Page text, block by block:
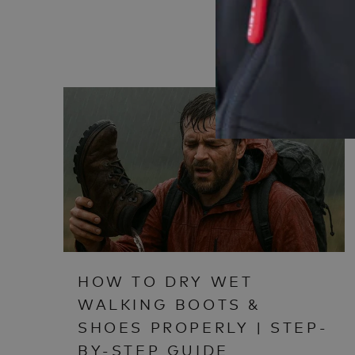
HOW TO DRY WET
WALKING BOOTS &
SHOES PROPERLY | STEP-
BY-STEP GUIDE